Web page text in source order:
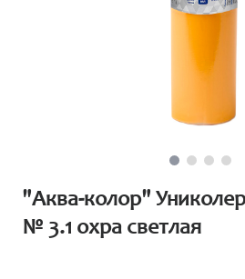
"Аква-колор"
№ 3.1 охра светлая